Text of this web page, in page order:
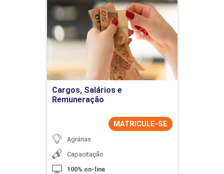
Cargos, Salários e
Remuneração
MATRICULE-SE
Agrárias
Capacitação
100% on-line
Cargos, Salários e
Remuneração
Detalhes do curso
Ir para Inscrição